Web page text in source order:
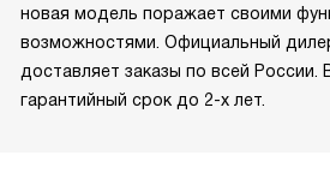
новая модель поражает своими
возможностями. Официальный
доставляет заказы по всей России.
гарантийный срок до 2-х лет.